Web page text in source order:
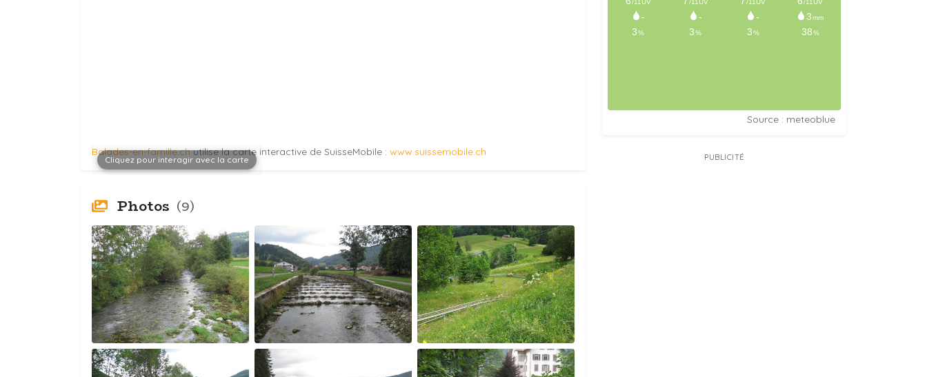
Cliquez pour interagir avec la carte
Balades-en-famille.chutilise la carte interactive de SuisseMobile : www.suissemobile.ch
Photos (9)
Source : meteoblue
PUBLICITÉ